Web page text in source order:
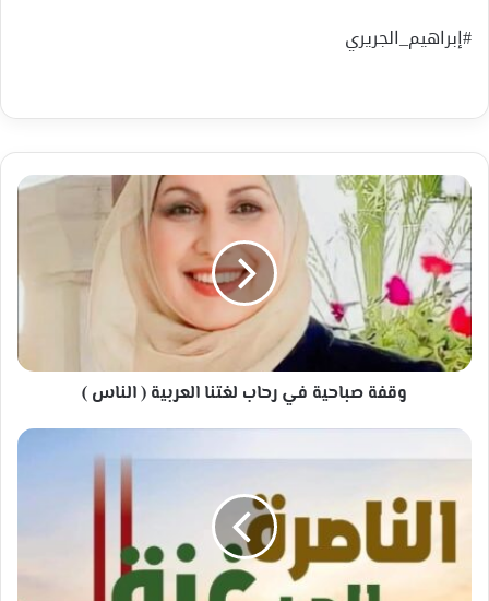
#إبراهيم_الجريري
وقفة
صباحية
في
رحاب
لغتنا
العربية
(
الناس
)
وقفة صباحية في رحاب لغتنا العربية ( الناس )
مشروع
ابعد
مشروع
انساني،